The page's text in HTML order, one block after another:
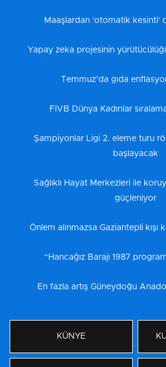
Maaşlardan 'otomatik kesinti'
Yapay zeka projesinin
Temmuz’da gıda
FIVB Dünya Kadınlar
Şampiyonlar Ligi 2. eleme turu
başlayacak
Sağlıklı Hayat Merkezleri ile
güçleniyor
Önlem alınmazsa Gaziantepli
“Hancağız Barajı 1987
En fazla artış Güneydoğu
KÜNYE